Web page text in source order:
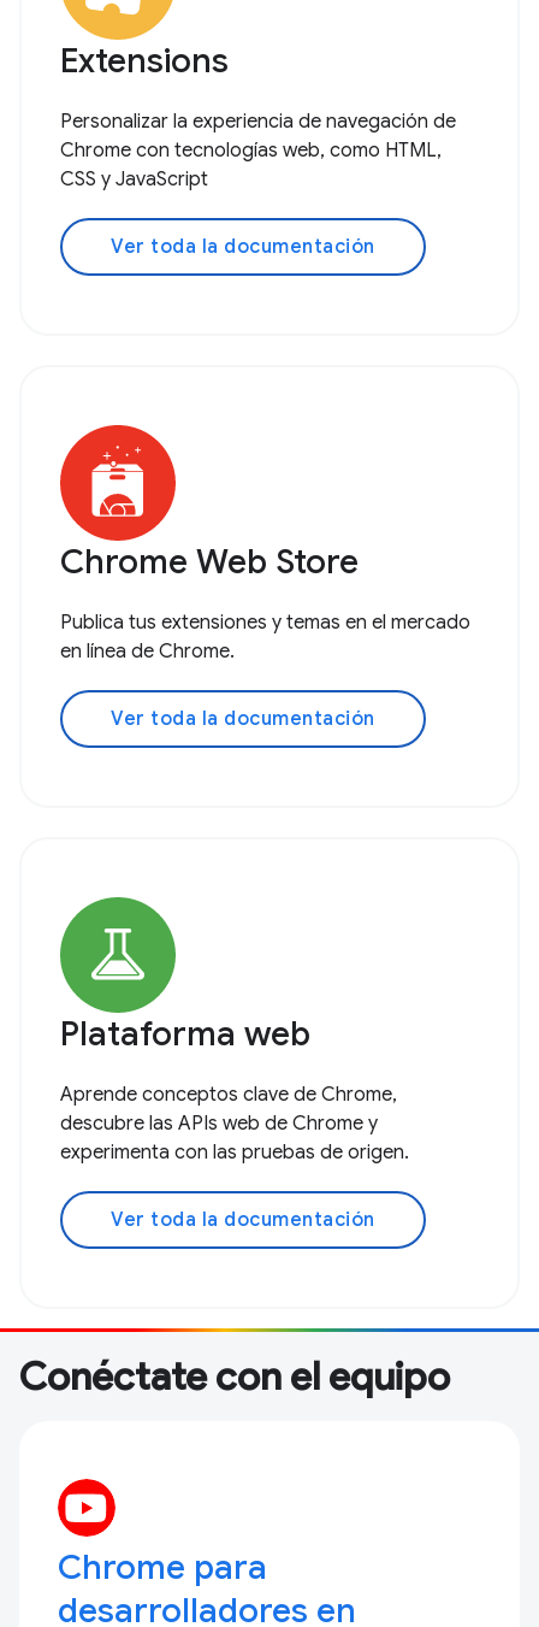
Extensions
Personalizar la experiencia de navegación de
Chrome con tecnologías web, como HTML,
CSS y JavaScript
Ver toda la documentación
Chrome Web Store
Publica tus extensiones y temas en el mercado
en línea de Chrome.
Ver toda la documentación
Plataforma web
Aprende conceptos clave de Chrome,
descubre las APIs web de Chrome y
experimenta con las pruebas de origen.
Ver toda la documentación
Conéctate con el equipo
Chrome para
desarrolladores en